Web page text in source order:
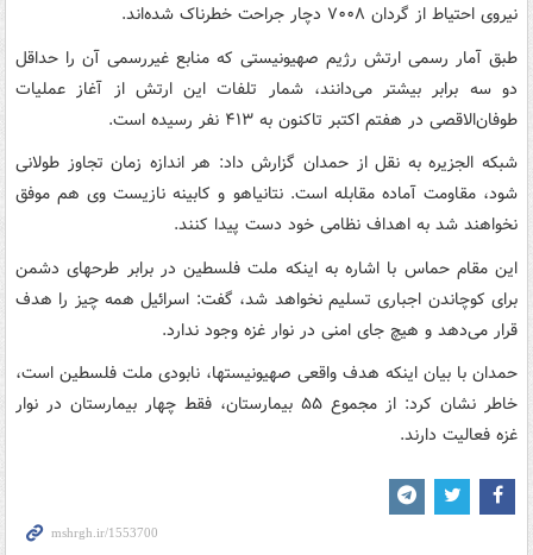
نیروی احتیاط از گردان ۷۰۰۸ دچار جراحت خطرناک شده‌اند.
طبق آمار رسمی ارتش رژیم صهیونیستی که منابع غیررسمی آن را حداقل
دو سه برابر بیشتر می‌دانند، شمار تلفات این ارتش از آغاز عملیات
طوفان‌الاقصی در هفتم اکتبر تاکنون به ۴۱۳ نفر رسیده است.
شبکه الجزیره به نقل از حمدان گزارش داد: هر اندازه زمان تجاوز طولانی
شود، مقاومت آماده مقابله است. نتانیاهو و کابینه نازیست وی هم موفق
نخواهند شد به اهداف نظامی خود دست پیدا کنند.
این مقام حماس با اشاره به اینکه ملت فلسطین در برابر طرحهای دشمن
برای کوچاندن اجباری تسلیم نخواهد شد، گفت: اسرائیل همه چیز را هدف
قرار می‌دهد و هیچ جای امنی در نوار غزه وجود ندارد.
حمدان با بیان اینکه هدف واقعی صهیونیستها، نابودی ملت فلسطین است،
خاطر نشان کرد: از مجموع ۵۵ بیمارستان، فقط چهار بیمارستان در نوار
غزه فعالیت دارند.